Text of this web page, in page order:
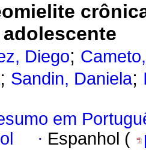
Diego;
; Sandin, Daniela;
em
· Espanhol (